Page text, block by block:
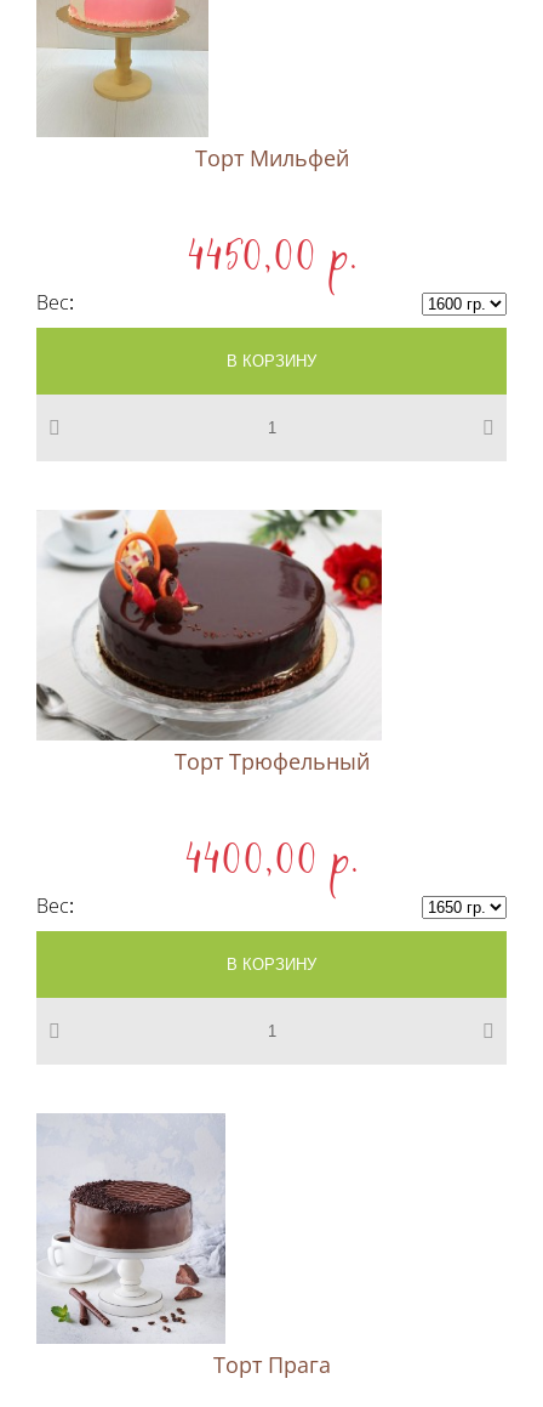
Торт Мильфей
4450,00 p.
Вес
Торт Трюфельный
4400,00 p.
Вес
Торт Прага